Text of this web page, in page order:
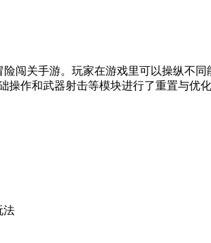
闯关手游。玩家在游戏里可以操纵不
作和武器射击等模块进行了重置与优
法